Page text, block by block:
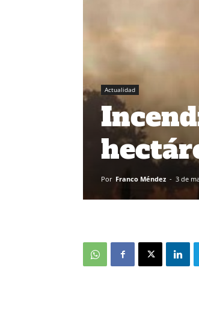
Actualidad
Por Franco Méndez - 3 de